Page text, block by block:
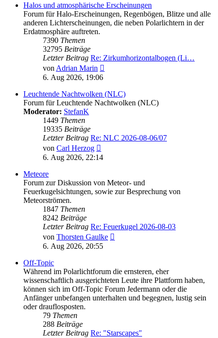
Halos und atmosphärische Erscheinungen
Forum für Halo-Erscheinungen, Regenbögen, Blitze und alle
anderen Lichterscheinungen, die neben Polarlichtern in der
Erdatmosphäre auftreten.
7390 Themen
32795 Beiträge
Letzter Beitrag Re: Zirkumhorizontalbogen (Li…
von Adrian Marin
6. Aug 2026, 19:06
Leuchtende Nachtwolken (NLC)
Forum für Leuchtende Nachtwolken (NLC)
Moderator: StefanK
1449 Themen
19335 Beiträge
Letzter Beitrag Re: NLC 2026-08-06/07
von Carl Herzog
Beitrag
6. Aug 2026, 22:14
Meteore
Forum zur Diskussion von Meteor- und
Feuerkugelsichtungen, sowie zur Besprechung von
Meteorströmen.
1847 Themen
8242 Beiträge
Letzter Beitrag Re: Feuerkugel 2026-08-03
von Thorsten Gaulke
6. Aug 2026, 20:55
Off-Topic
Während im Polarlichtforum die ernsteren, eher
wissenschaftlich ausgerichteten Leute ihre Plattform haben,
können sich im Off-Topic Forum Jedermann oder die
Anfänger unbefangen unterhalten und begegnen, lustig sein
oder drauflosposten.
79 Themen
288 Beiträge
Letzter Beitrag Re: "Starscapes"